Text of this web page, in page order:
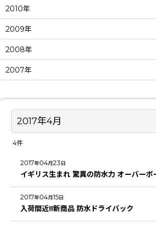
2017年4月
4件
2017年04月23 日
イギリス生まれ 驚異の防水力 オーバー
2017年04月15日
入荷間近!!新商品 防水ドライバック
2010年
2009年
2008年
2007年